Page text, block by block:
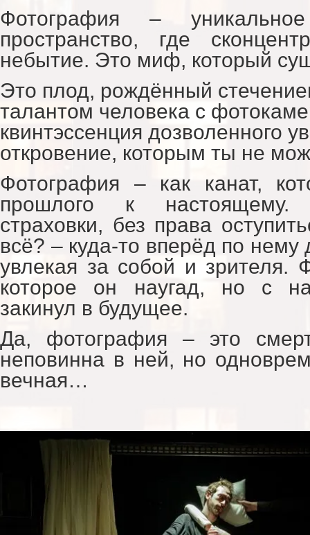
Фотография – уникальное
пространство, где
небытие. Это миф, который
Это плод, рождённый
талантом человека с
квинтэссенция дозволенного
откровение, которым ты не
Фотография – как канат,
прошлого к настоящему.
страховки, без права
всё? – куда-то вперёд по
увлекая за собой и зрителя.
которое он наугад, но с
закинул в будущее.
Да, фотография – это
неповинна в ней, но
вечная…